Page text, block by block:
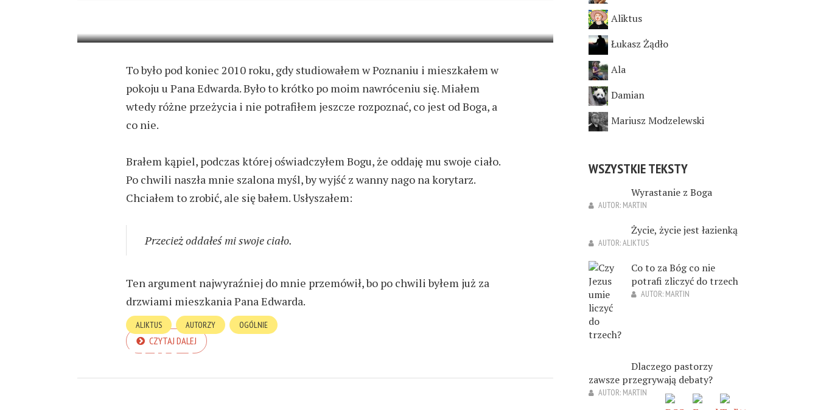
To było pod koniec 2010 roku, gdy studiowałem w Poznaniu i mieszkałem w
pokoju u Pana Edwarda. Było to krótko po moim nawróceniu się. Miałem
wtedy różne przeżycia i nie potrafiłem jeszcze rozpoznać, co jest od Boga, a
co nie.
Brałem kąpiel, podczas której oświadczyłem Bogu, że oddaję mu swoje ciało.
Po chwili naszła mnie szalona myśl, by wyjść z wanny nago na korytarz.
Chciałem to zrobić, ale się bałem. Usłyszałem:
Przecież oddałeś mi swoje ciało.
Ten argument najwyraźniej do mnie przemówił, bo po chwili byłem już za
drzwiami mieszkania Pana Edwarda.
CZYTAJ DALEJ
ALIKTUS AUTORZY OGÓLNIE
TERAZ
Aliktus
Łukasz Żądło
Ala
Damian
Mariusz Modzelewski
WSZYSTKIE TEKSTY
Wyrastanie z Boga
AUTOR: MARTIN
Życie, życie jest łazienką
AUTOR:ALIKTUS
Co to za Bóg co nie
potrafi zliczyć do trzech
AUTOR: MARTIN
Dlaczego pastorzy
zawsze przegrywają debaty?
AUTOR: MARTIN